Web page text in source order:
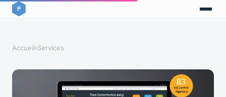
Accueil›Services